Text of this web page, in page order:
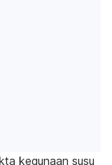
kegunaan susu